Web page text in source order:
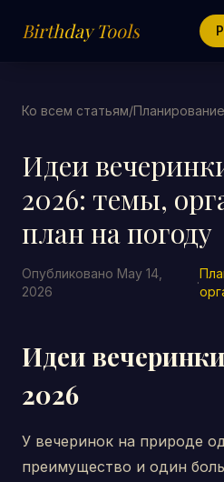
Birthday Tools
Ко всем статьям/
Идеи
2026: темы,
план на погоду
Опубликовано May 14,
2026
·
Идеи
2026
У вечеринок на природе
преимущество и один